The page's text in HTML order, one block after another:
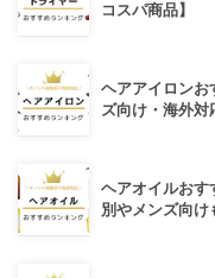
コスパ商品】
ヘアアイロンお
ズ向け・海外対
ヘアオイルおす
別やメンズ向け